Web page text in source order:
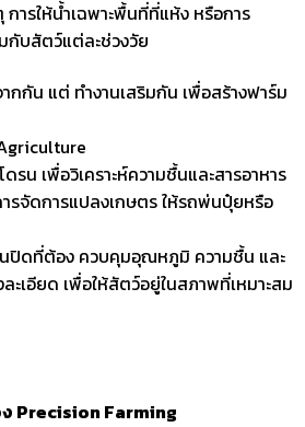
ารให้น้ำเฉพาะพื้นที่ที่แห้ง หรือการ
บสัตว์แต่ละช่วงวัย
กกัน แต่ ทำงานเสริมกัน เพื่อสร้างฟาร์ม
รน เพื่อวิเคราะห์ความชื้นและสารอาหาร
ารจัดการแปลงเกษตร ให้รถพ่นปุ๋ยหรือ
นปิดที่ต้อง ควบคุมอุณหภูมิ ความชื้น และ
ะเอียด เพื่อให้สัตว์อยู่ในสภาพที่เหมาะสม
Precision Farming